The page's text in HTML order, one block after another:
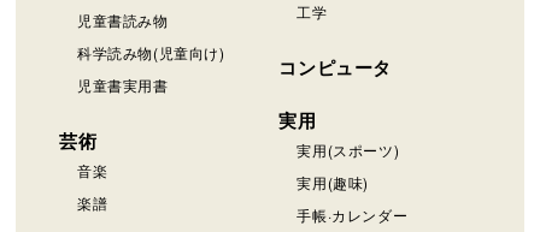
児童書読み物
科学読み物(児童向け)
児童書実用書
芸術
音楽
楽譜
工学
コンピュータ
実用
実用(スポーツ)
実用(趣味)
手帳·カレンダー